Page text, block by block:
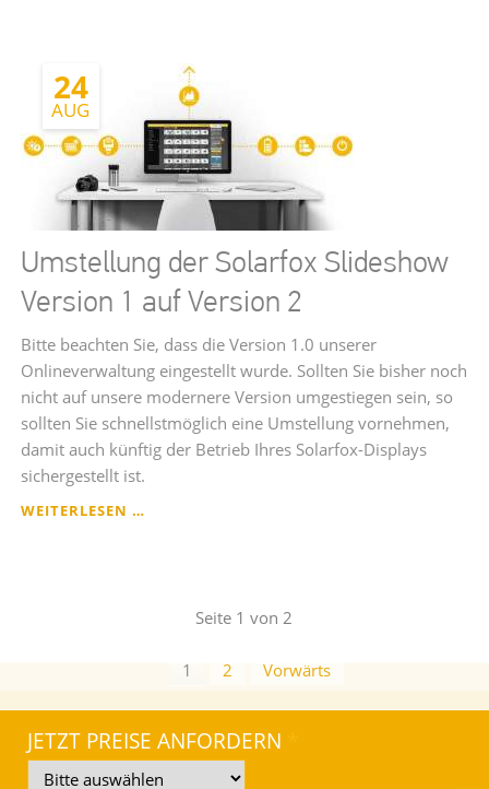
WEB
CLASSIC
1
(SOLAR-
LOG
HOME)
24
AUG
Umstellung der Solarfox Slideshow
Version 1 auf Version 2
Bitte beachten Sie, dass die Version 1.0 unserer
Onlineverwaltung eingestellt wurde. Sollten Sie bisher noch
nicht auf unsere modernere Version umgestiegen sein, so
sollten Sie schnellstmöglich eine Umstellung vornehmen,
damit auch künftig der Betrieb Ihres Solarfox-Displays
sichergestellt ist.
WEITERLESEN …UMSTELLUNG
VERSION
Seite 1 von 2
1 2 Vorwärts
JETZT PREISE ANFORDERN